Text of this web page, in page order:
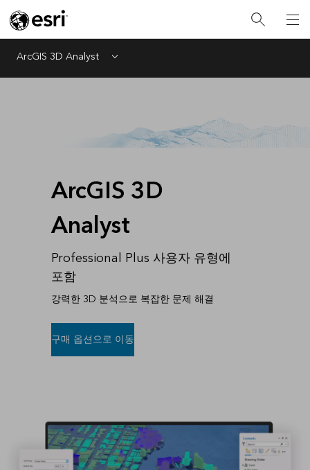
ArcGIS 3D Analyst Menu
ArcGIS 3D
Analyst
Professional Plus 사용자 유형에
포함
강력한 3D 분석으로 복잡한 문제 해결
구매 옵션으로 이동